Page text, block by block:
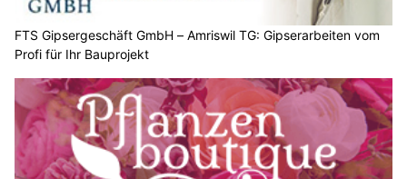
FTS Gipsergeschäft GmbH – Amriswil TG: Gipserarbeiten vom
Profi für Ihr Bauprojekt